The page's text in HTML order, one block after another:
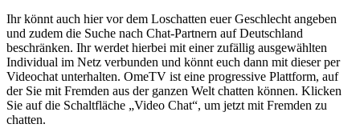
Ihr könnt auch hier vor dem Loschatten euer Geschlecht angeben
und zudem die Suche nach Chat-Partnern auf Deutschland
beschränken. Ihr werdet hierbei mit einer zufällig ausgewählten
Individual im Netz verbunden und könnt euch dann mit dieser per
Videochat unterhalten. OmeTV ist eine progressive Plattform, auf
der Sie mit Fremden aus der ganzen Welt chatten können. Klicken
Sie auf die Schaltfläche „Video Chat“, um jetzt mit Fremden zu
chatten.